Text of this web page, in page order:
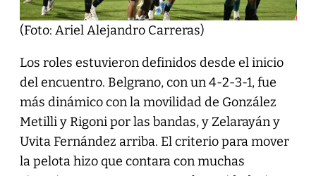
(Foto: Ariel Alejandro Carreras)
Los roles estuvieron definidos desde el inicio
del encuentro. Belgrano, con un 4-2-3-1, fue
más dinámico con la movilidad de González
Metilli y Rigoni por las bandas, y Zelarayán y
Uvita Fernández arriba. El criterio para mover
la pelota hizo que contara con muchas